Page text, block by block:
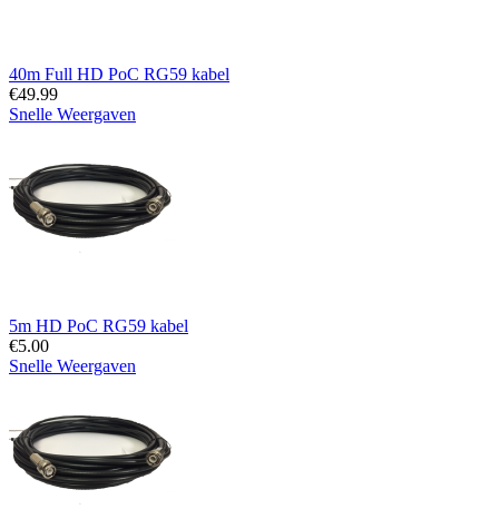
40m Full HD PoC RG59 kabel
€49.99
Snelle Weergaven
5m HD PoC RG59 kabel
€5.00
Snelle Weergaven